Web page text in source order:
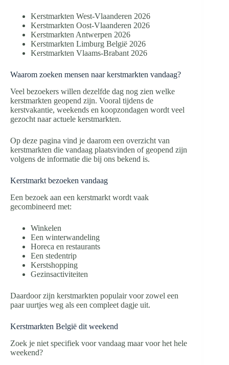
Kerstmarkten West-Vlaanderen 2026
Kerstmarkten Oost-Vlaanderen 2026
Kerstmarkten Antwerpen 2026
Kerstmarkten Limburg België 2026
Kerstmarkten Vlaams-Brabant 2026
Waarom zoeken mensen naar kerstmarkten vandaag?
Veel bezoekers willen dezelfde dag nog zien welke
kerstmarkten geopend zijn. Vooral tijdens de
kerstvakantie, weekends en koopzondagen wordt veel
gezocht naar actuele kerstmarkten.
Op deze pagina vind je daarom een overzicht van
kerstmarkten die vandaag plaatsvinden of geopend zijn
volgens de informatie die bij ons bekend is.
Kerstmarkt bezoeken vandaag
Een bezoek aan een kerstmarkt wordt vaak
gecombineerd met:
Winkelen
Een winterwandeling
Horeca en restaurants
Een stedentrip
Kerstshopping
Gezinsactiviteiten
Daardoor zijn kerstmarkten populair voor zowel een
paar uurtjes weg als een compleet dagje uit.
Kerstmarkten België dit weekend
Zoek je niet specifiek voor vandaag maar voor het hele
weekend?